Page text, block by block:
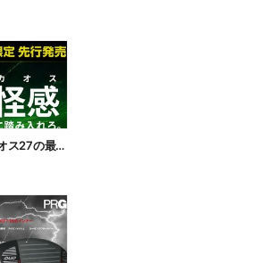
【アディダス】コードカオス27の最新作がさらなる快適性を備えて登場